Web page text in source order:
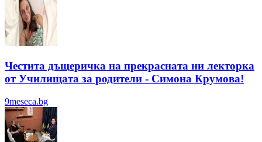
Честита дъщеричка на прекрасната ни лекторка
от Училищата за родители - Симона Крумова!
9meseca.bg